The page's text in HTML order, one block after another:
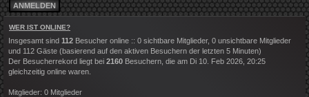
WER IST ONLINE?
Insgesamt sind 112 Besucher online :: 0 sichtbare Mitglieder, 0 unsichtbare Mitglieder
und 112 Gäste (basierend auf den aktiven Besuchern der letzten 5 Minuten)
Der Besucherrekord liegt bei 2160 Besuchern, die am Di 10. Feb 2026, 20:25
gleichzeitig online waren.
Mitglieder: 0 Mitglieder